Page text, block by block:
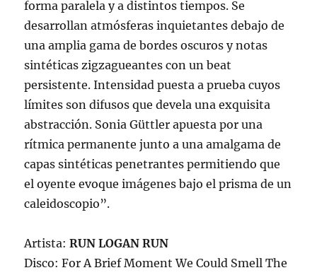
forma paralela y a distintos tiempos. Se
desarrollan atmósferas inquietantes debajo de
una amplia gama de bordes oscuros y notas
sintéticas zigzagueantes con un beat
persistente. Intensidad puesta a prueba cuyos
límites son difusos que devela una exquisita
abstracción. Sonia Güttler apuesta por una
rítmica permanente junto a una amalgama de
capas sintéticas penetrantes permitiendo que
el oyente evoque imágenes bajo el prisma de un
caleidoscopio”.
Artista:RUN LOGAN RUN
Disco: For A Brief Moment We Could Smell The